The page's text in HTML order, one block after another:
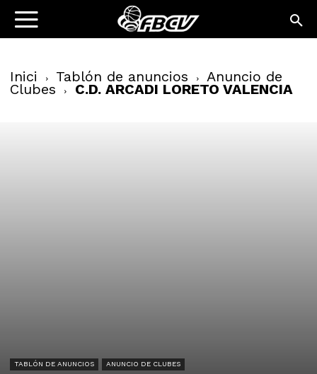
Inici Tablón de anuncios Anuncio de
Clubes C.D. ARCADI LORETO VALENCIA
TABLÓN DE ANUNCIOS ANUNCIO DE CLUBES